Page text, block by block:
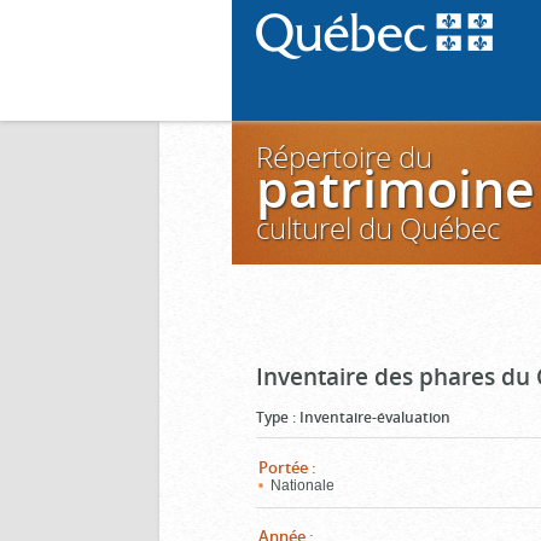
Répertoire du
patrimoine
culturel du Québec
Inventaire des phares du
Type : Inventaire-évaluation
Portée :
Nationale